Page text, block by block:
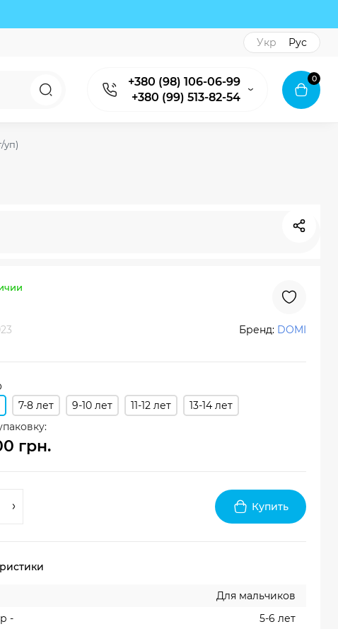
Укр Рус
+380 (98) 106-06-99
+380 (99) 513-82-54
0
уп)
Бренд: DOMI
7-8 лет 9-10 лет 11-12 лет
13-14 лет
грн.
Купить
Для мальчиков
-
5-6 лет